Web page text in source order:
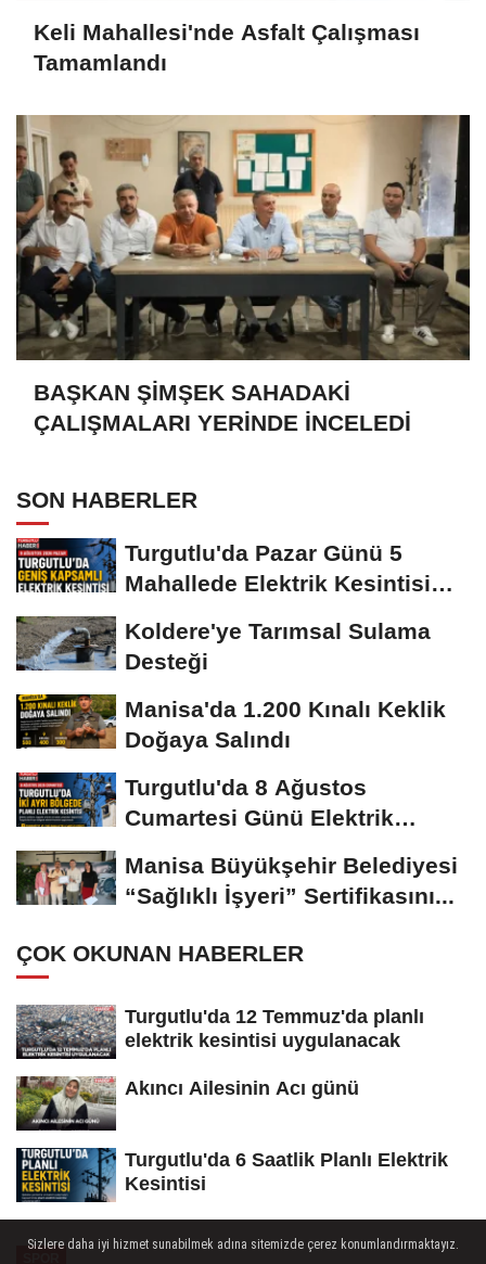
Keli Mahallesi'nde Asfalt Çalışması
Tamamlandı
BAŞKAN ŞİMŞEK SAHADAKİ
ÇALIŞMALARI YERİNDE İNCELEDİ
SON HABERLER
Turgutlu'da Pazar Günü 5
Mahallede Elektrik Kesintisi
Koldere'ye Tarımsal Sulama
Desteği
Manisa'da 1.200 Kınalı Keklik
Doğaya Salındı
Turgutlu'da 8 Ağustos
Cumartesi Günü Elektrik
Manisa Büyükşehir Belediyesi
“Sağlıklı İşyeri” Sertifikasını...
ÇOK OKUNAN HABERLER
Turgutlu'da 12 Temmuz'da planlı
elektrik kesintisi uygulanacak
Akıncı Ailesinin Acı günü
Turgutlu'da 6 Saatlik Planlı Elektrik
Kesintisi
Sizlere daha iyi hizmet sunabilmek adına sitemizde çerez konumlandırmaktayız.